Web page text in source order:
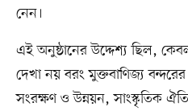
নেন।
এই অনুষ্ঠানের উদ্দেশ্য ছিল,
দেখা নয় বরং মুক্তবাণিজ্য
সংরক্ষণ ও উন্নয়ন, সাংস্কৃতিক